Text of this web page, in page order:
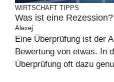
WIRTSCHAFT TIPPS
Was ist eine Rezession?
Alexej
Eine Überprüfung ist der
Bewertung von etwas. In
Überprüfung oft dazu